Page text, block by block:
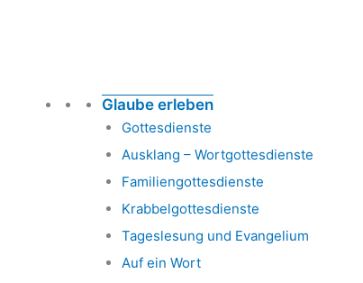
Glaube erleben
Gottesdienste
Ausklang – Wortgottesdienste
Familiengottesdienste
Krabbelgottesdienste
Tageslesung und Evangelium
Auf ein Wort